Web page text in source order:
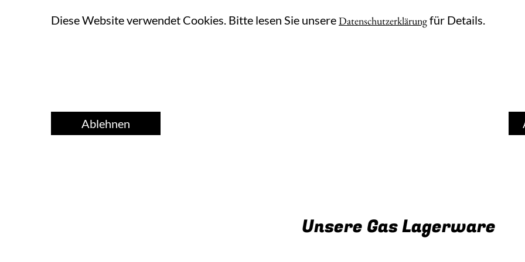
Unsere Gas Lagerware
Diese Website verwendet Cookies. Bitte lesen Sie unsereDatenschutzerklärungfür Details.
Ablehnen